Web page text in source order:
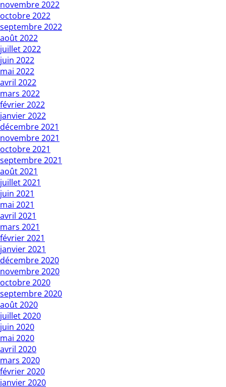
novembre 2022
octobre 2022
septembre 2022
août 2022
juillet 2022
juin 2022
mai 2022
avril 2022
mars 2022
février 2022
janvier 2022
décembre 2021
novembre 2021
octobre 2021
septembre 2021
août 2021
juillet 2021
juin 2021
mai 2021
avril 2021
mars 2021
février 2021
janvier 2021
décembre 2020
novembre 2020
octobre 2020
septembre 2020
août 2020
juillet 2020
juin 2020
mai 2020
avril 2020
mars 2020
février 2020
janvier 2020